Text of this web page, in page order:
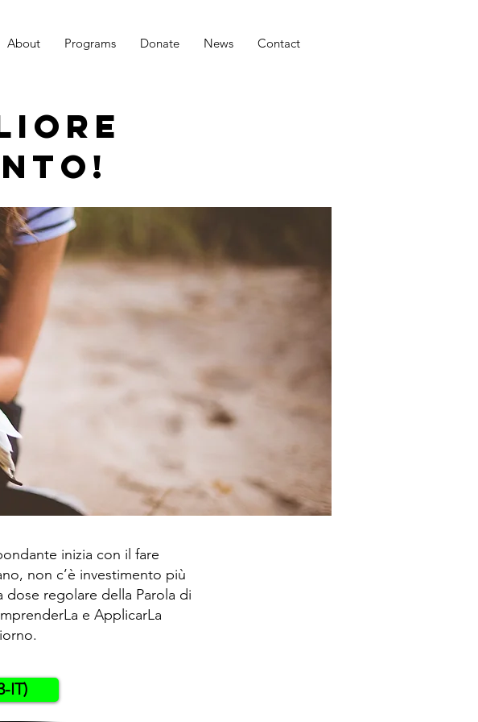
About Programs Donate News Contact
inizia con il fare
non c’è investimento più
regolare della Parola di
e ApplicarLa
IT)